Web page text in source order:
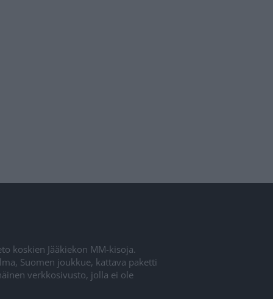
koskien Jääkiekon MM-kisoja.
Suomen joukkue, kattava paketti
verkkosivusto, jolla ei ole